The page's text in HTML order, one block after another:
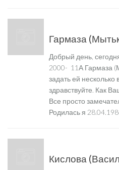
Гармаза
Добрый день,
2000- 11А Гармаза
задать ей
здравствуйте. Как
Все просто
Родилась я
Кислова